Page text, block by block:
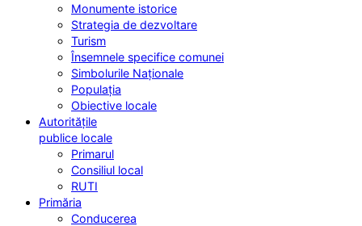
Monumente istorice
Strategia de dezvoltare
Turism
Însemnele specifice comunei
Simbolurile Naționale
Populația
Obiective locale
Autoritățile
publice locale
Primarul
Consiliul local
RUTI
Primăria
Conducerea